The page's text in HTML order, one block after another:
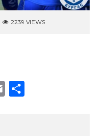
2239 VIEWS
Email